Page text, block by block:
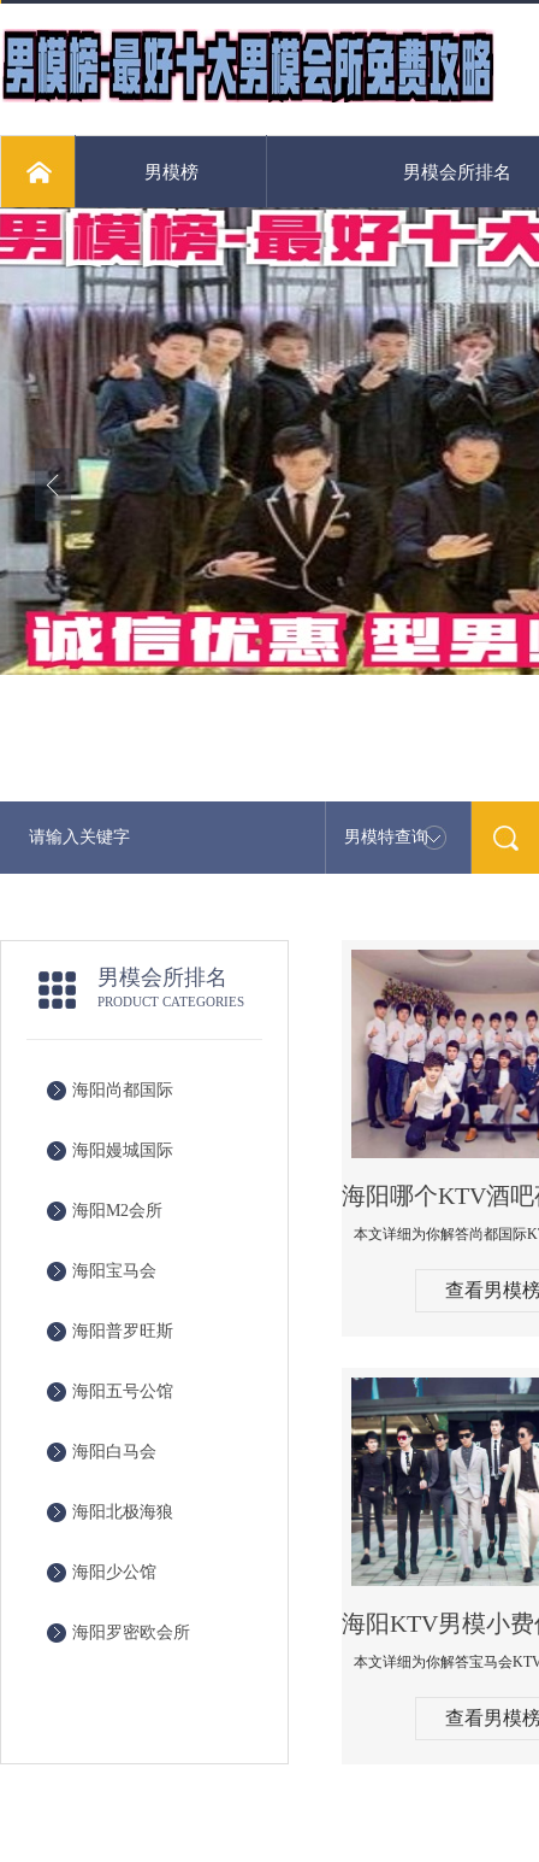
男模榜 男模会所排名
男模特查询
男模会所排名
PRODUCT CATEGORIES
海阳尚都国际
海阳嫚城国际
海阳M2会所
海阳宝马会
海阳普罗旺斯
海阳五号公馆
海阳白马会
海阳北极海狼
海阳少公馆
海阳罗密欧会所
查看男模
查看男模